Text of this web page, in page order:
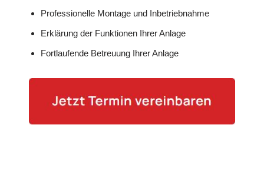
Professionelle Montage und Inbetriebnahme
Erklärung der Funktionen Ihrer Anlage
Fortlaufende Betreuung Ihrer Anlage